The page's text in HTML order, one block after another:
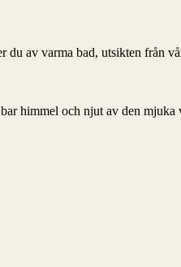
av varma bad, utsikten från
himmel och njut av den